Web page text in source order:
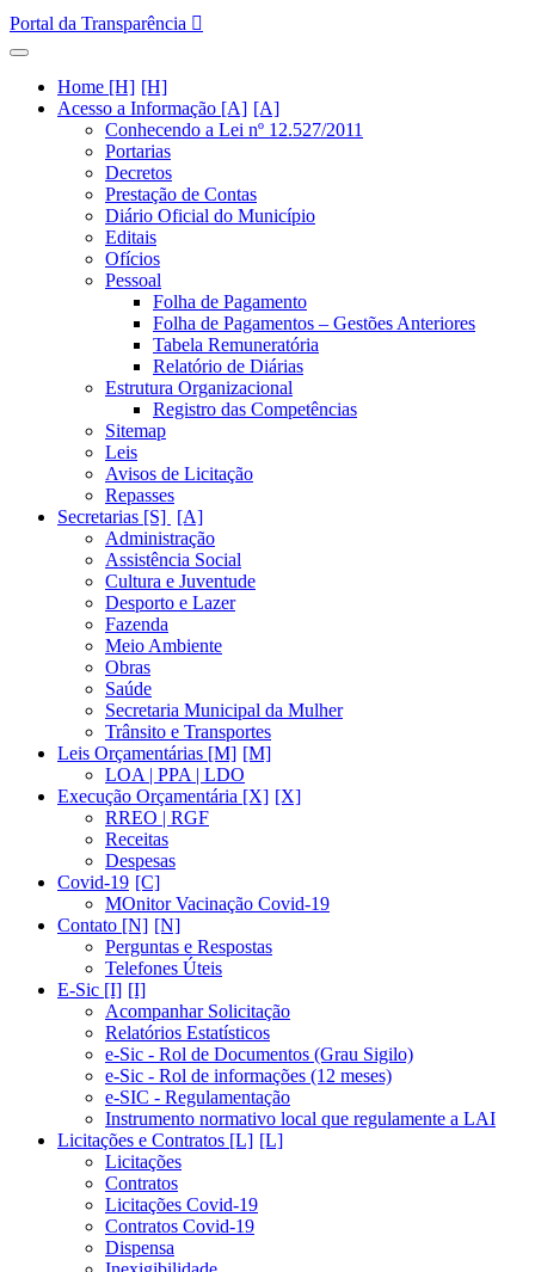
Portal da Transparência
Home [H]
Acesso a Informação [A]
Conhecendo a Lei nº 12.527/2011
Portarias
Decretos
Prestação de Contas
Diário Oficial do Município
Editais
Ofícios
Pessoal
Folha de Pagamento
Folha de Pagamentos – Gestões Anteriores
Tabela Remuneratória
Relatório de Diárias
Estrutura Organizacional
Registro das Competências
Sitemap
Leis
Avisos de Licitação
Repasses
Secretarias [S]
Administração
Assistência Social
Cultura e Juventude
Desporto e Lazer
Fazenda
Meio Ambiente
Obras
Saúde
Secretaria Municipal da Mulher
Trânsito e Transportes
Leis Orçamentárias [M]
LOA | PPA | LDO
Execução Orçamentária [X]
RREO | RGF
Receitas
Despesas
Covid-19
MOnitor Vacinação Covid-19
Contato [N]
Perguntas e Respostas
Telefones Úteis
E-Sic [I]
Acompanhar Solicitação
Relatórios Estatísticos
e-Sic - Rol de Documentos (Grau Sigilo)
e-Sic - Rol de informações (12 meses)
e-SIC - Regulamentação
Instrumento normativo local que regulamente a LAI
Licitações e Contratos [L]
Licitações
Contratos
Licitações Covid-19
Contratos Covid-19
Dispensa